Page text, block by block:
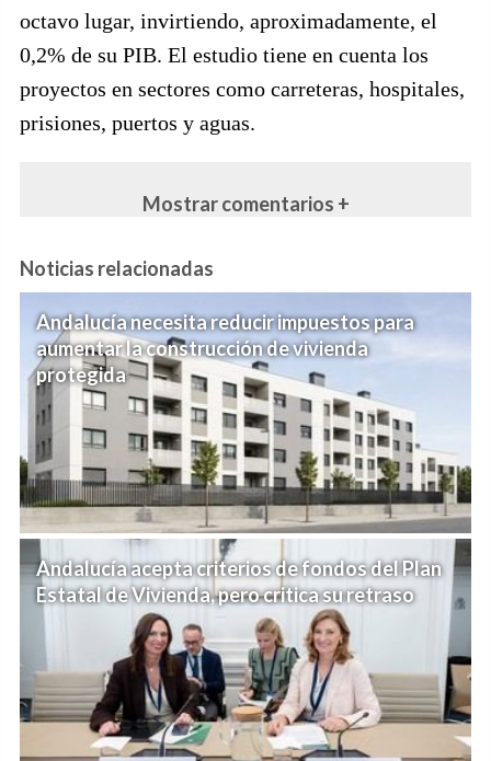
octavo lugar, invirtiendo, aproximadamente, el
0,2% de su PIB. El estudio tiene en cuenta los
proyectos en sectores como carreteras, hospitales,
prisiones, puertos y aguas.
Mostrar comentarios +
Noticias relacionadas
Andalucía necesita reducir impuestos para
aumentar la construcción de vivienda
protegida
Andalucía acepta criterios de fondos del Plan
Estatal de Vivienda, pero critica su retraso